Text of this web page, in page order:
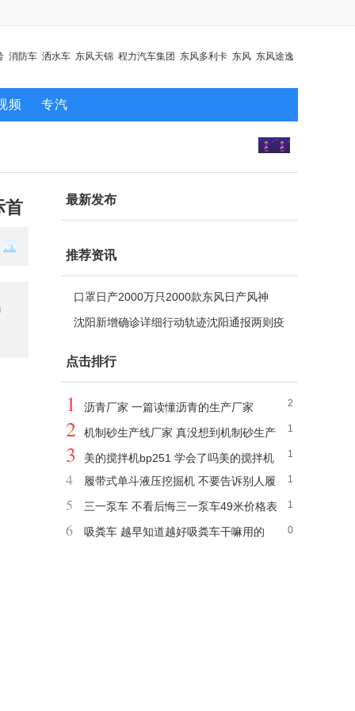
消防车 洒水车 东风天锦 程力汽车集团 东风多利卡 东风 东风途逸
频 专汽
首
最新发布
推荐资讯
口罩日产2000万只2000款东风日产风神
沈阳新增确诊详细行动轨迹沈阳通报两则疫
点击排行
2
1 沥青厂家 一篇读懂沥青的生产厂家
1
2
机制砂生产线厂家 真没想到机制砂生产
设备
1
3
美的搅拌机bp251 学会了吗美的搅拌机
bp252怎么使用
1
4
履带式单斗液压挖掘机 不要告诉别人履
带式液压挖掘机规格型号
1
5 三一泵车 不看后悔三一泵车49米价格表
0
6 吸粪车 越早知道越好吸粪车干嘛用的